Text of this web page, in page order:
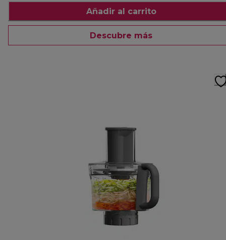
Añadir al carrito
Descubre más